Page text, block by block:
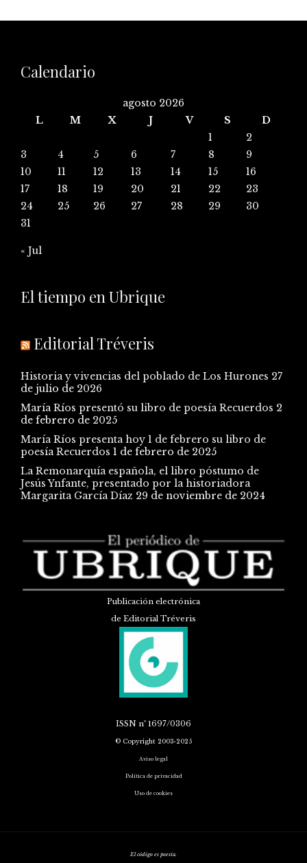
Calendario
agosto 2026
L
M X J V S
D
1
2
3
4 5 6 7 8
9
10
11 12 13 14 15
16
17
18 19 20 21 22
23
24
25 26 27 28 29
30
31
« Jul
El tiempo en Ubrique
Editorial Tréveris
Historia y vivencias del poblado de Los Hurones 27
de julio de 2026
María Ríos presentó su libro de poesía Recuerdos 2
de febrero de 2025
María Ríos presenta hoy 1 de febrero su libro de
poesía Recuerdos 1 de febrero de 2025
La Remonarquía española, el libro póstumo de
Jesús Ynfante, presentado por la historiadora
Margarita García Díaz 29 de noviembre de 2024
Publicación electrónica
de Editorial Tréveris
ISSN nº 1697/0306
© Copyright 2003-2025
Aviso legal
Política de privacidad
Uso de cookies
El código es poesía.